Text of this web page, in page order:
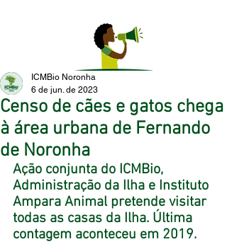
Censo de cães e gatos chega
à área urbana de Fernando
de Noronha
ICMBio Noronha
6 de jun. de 2023
Ação conjunta do ICMBio,
Administração da Ilha e Instituto
Ampara Animal pretende visitar
todas as casas da Ilha. Última
contagem aconteceu em 2019.